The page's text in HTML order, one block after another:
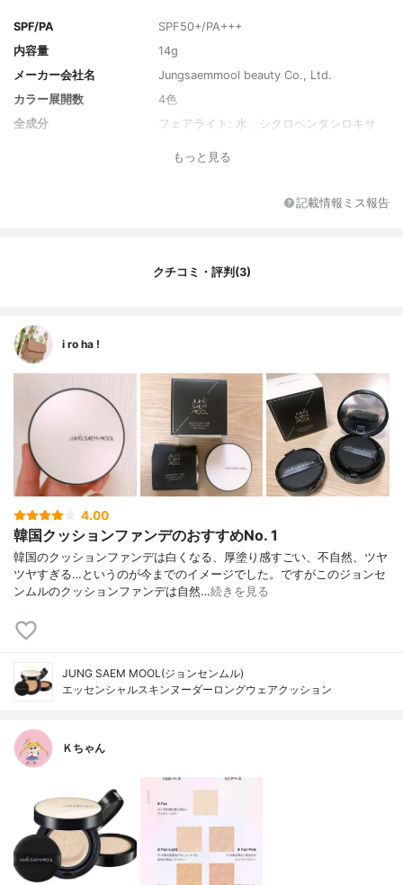
SPF/PA
SPF50+/PA+++
内容量
14g
メーカー会社名
Jungsaemmool beauty Co., Ltd.
カラー展開数
4色
全成分
フェアライト: 水、シクロペンタシロキサ
キシルメトキシシンナメート、メチルメタ
チレングリコール、メチルトリメチコン、
ングリコールジカプリレート/ジカプレー
ソポリマー、酸化鉄（CI 77492）、ヘクト
ライトジステアルジモニウム、ステアリン
酸、トリエトキシカプリリルシラン、酸化
鉄（CI 77491）、香料（パルファム）、酸
化鉄（CI 77499）、エチルヘキシルグリセ
リン、アデノシン、EDTA二ナトリウム、カ
メリアシネンシスシードオイル、カルサムS
afflower）シードオイル、セラミドNP、Hel
ル、パンテノール、Jasminum Officinale
（ジャスミン）花/葉抽出物、Nelumbo Nuc
ifera花抽出物、Freesia Refracta E xtract、
Iris Ensata抽出物、Iris Versicolor抽出物、L
eontopodium Alpinum花/葉抽出物、Lilium
メチルヘキシルメトキシシンナメート、メ
チルメタクリレートクロスポリマー、酸化
ブチレングリコールジカプリレート/ジカプ
レート、ラウリルPEG-10トリス（トリメチ
ルシロキシ）シリルエチルジメチコン、PE
92）、硫酸マグネシウム、フェノキシエタ
ノール、ジメチコン/ビニルジメチコンクロ
もっと見る
記載情報ミス報告
クチコミ・評判(3)
i ro ha !
4.00
韓国クッションファンデのおすすめNo. 1
韓国のクッションファンデは白くなる、厚塗り感すごい、不自然、ツヤ
ツヤすぎる…というのが今までのイメージでした。ですがこのジョンセ
ンムルのクッションファンデは自然…続きを見る
JUNG SAEM MOOL(ジョンセンムル)
エッセンシャルスキンヌーダーロングウェアクッション
Ｋちゃん